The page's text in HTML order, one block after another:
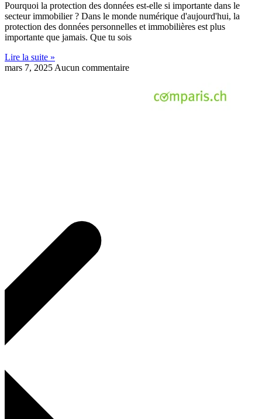
Pourquoi la protection des données est-elle si importante dans le
secteur immobilier ? Dans le monde numérique d'aujourd'hui, la
protection des données personnelles et immobilières est plus
importante que jamais. Que tu sois
Lire la suite »
mars 7, 2025 Aucun commentaire